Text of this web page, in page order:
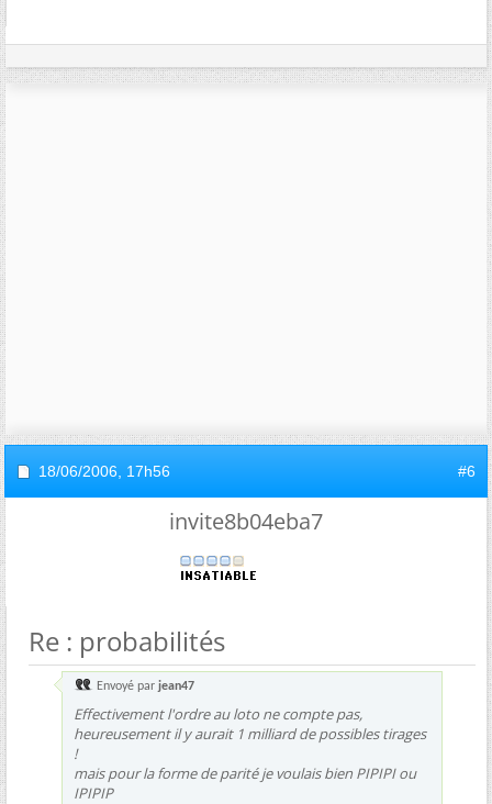
18/06/2006, 17h56 #6
invite8b04eba7
Re : probabilités
Envoyé par jean47
Effectivement l'ordre au loto ne compte pas,
heureusement il y aurait 1 milliard de possibles tirages
!
mais pour la forme de parité je voulais bien PIPIPI ou
IPIPIP